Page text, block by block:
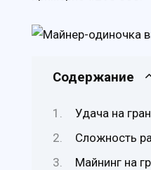
Содержание
Удача на
Сложность
Майнинг на